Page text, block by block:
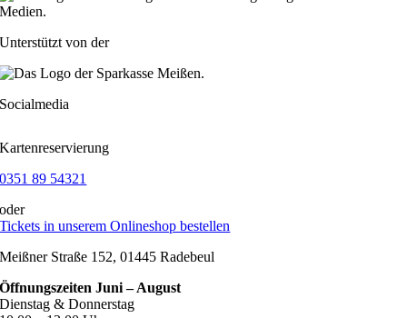
Unterstützt von der
Socialmedia
Kartenreservierung
0351 89 54321
oder
Tickets in unserem Onlineshop bestellen
Meißner Straße 152, 01445 Radebeul
Öffnungszeiten Juni – August
Dienstag & Donnerstag